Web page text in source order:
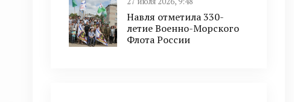
Навля отметила 330-
летие Военно-Морского
Флота России